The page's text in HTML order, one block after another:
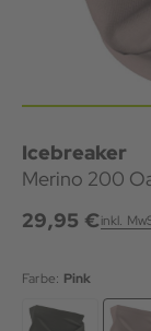
Icebreaker
Merino 200
29,95 €inkl.
Farbe: Pink